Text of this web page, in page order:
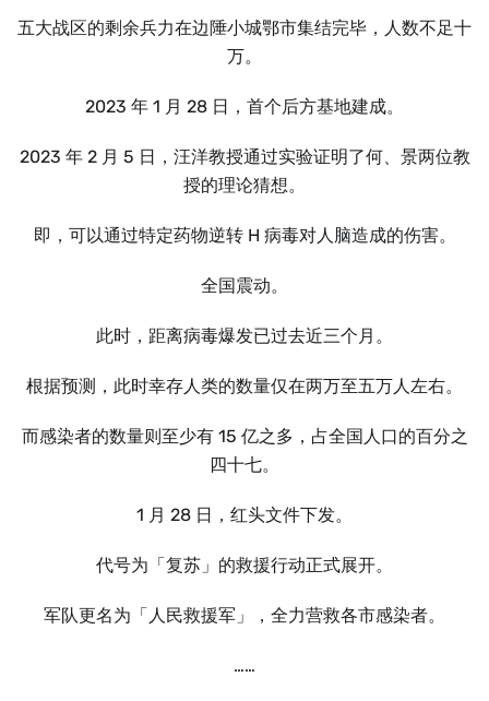
五大战区的剩余兵力在边陲小城鄂市集结完毕，人数不足十
万。
2023 年 1 月 28 日，首个后方基地建成。
2023 年 2 月 5 日，汪洋教授通过实验证明了何、景两位教
授的理论猜想。
即，可以通过特定药物逆转 H 病毒对人脑造成的伤害。
全国震动。
此时，距离病毒爆发已过去近三个月。
根据预测，此时幸存人类的数量仅在两万至五万人左右。
而感染者的数量则至少有 15 亿之多，占全国人口的百分之
四十七。
1 月 28 日，红头文件下发。
代号为「复苏」的救援行动正式展开。
军队更名为「人民救援军」，全力营救各市感染者。
……